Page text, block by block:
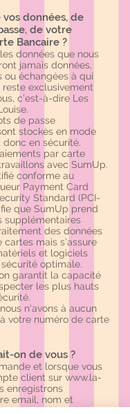
données, de
de votre
Bancaire ?
données que nous
jamais données,
ou échangées à qui
exclusivement
c’est-à-dire Les
de passe
stockés en mode
donc en sécurité.
par carte
avec SumUp.
conforme au
Payment Card
Standard (PCI-
que SumUp prend
supplémentaires
des données
mais s’assure
et logiciels
optimale.
garantit la capacité
les plus hauts
n'avons à aucun
votre numéro de carte
on de vous ?
et lorsque vous
client sur www.la-
enregistrons
email, nom et
postale (facturation &